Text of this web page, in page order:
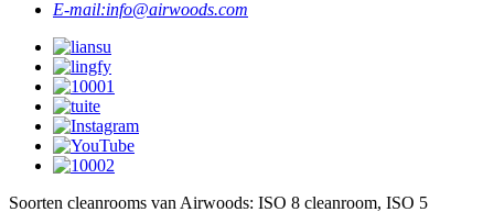
E-mail:info@airwoods.com
Soorten cleanrooms van Airwoods: ISO 8 cleanroom, ISO 5